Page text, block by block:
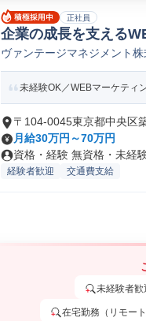
正社員
企業の成長を支える
ヴァンテージマネジメント株
未経験OK／WEBマーケティ
〒104-0045東京都中央区
月給30万円～70万円
資格・経験 無資格・未経
経験者歓迎 交通費支給
未経験者歓
在宅勤務（リモー